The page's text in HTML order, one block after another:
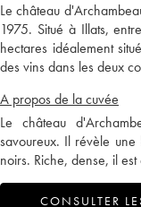
Le château
1975. Situé à Illats,
hectares idéalement
des vins dans les deux
A propos de la cuvée
Le château
savoureux. Il révèle
noirs. Riche, dense, il
CONSULTER